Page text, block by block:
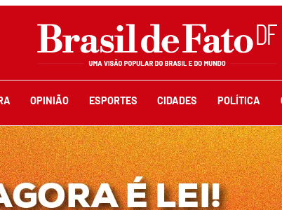
OPINIÃO ESPORTES CIDADES POLÍTICA